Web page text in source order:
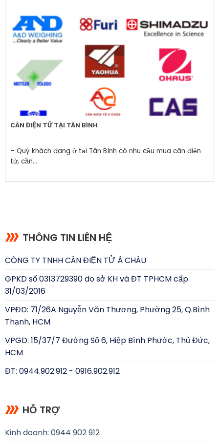
CÂN ĐIỆN TỬ TẠI TÂN BÌNH
– Quý khách đang ở tại Tân Bình có nhu cầu mua cân điện
tử, cần...
THÔNG TIN LIÊN HỆ
CÔNG TY TNHH CÂN ĐIỆN TỬ Á CHÂU
GPKD số 0313729390 do sở KH và ĐT TPHCM cấp
31/03/2016
VPĐD: 71/26A Nguyễn Văn Thương, Phường 25, Q.Bình
Thạnh, HCM
VPGD: 15/37/7 Đường Số 6, Hiệp Bình Phước, Thủ Đức,
HCM
ĐT: 0944.902.912 - 0916.902.912
HỖ TRỢ
Kinh doanh: 0944 902 912